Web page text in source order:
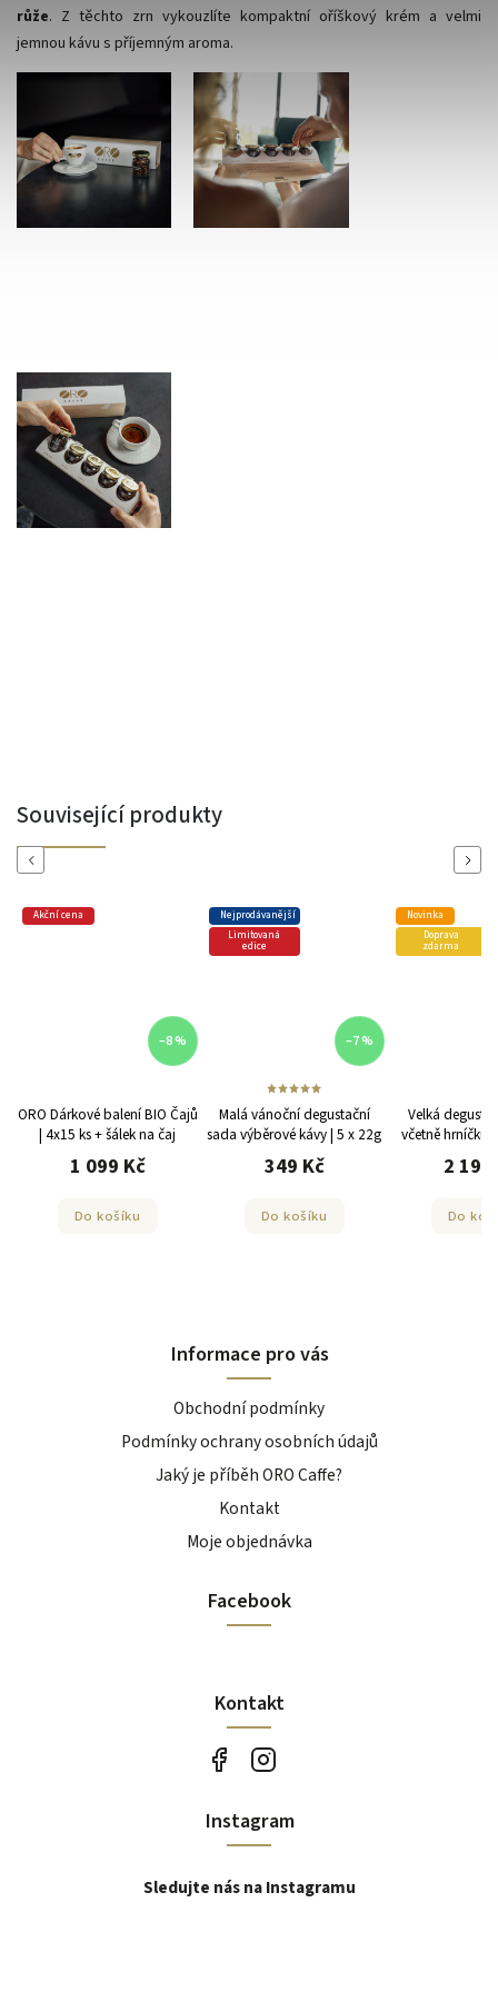
růže. Z těchto zrn vykouzlíte kompaktní oříškový krém a velmi
jemnou kávu s příjemným aroma.
Související produkty
Previous
Akční cena
–8 %
ORO Dárkové balení BIO Čajů
| 4x15 ks + šálek na čaj
1 099 Kč
Do košíku
Nejprodávanější
Limitovaná
edice
–7 %
Malá vánoční degustační
sada výběrové kávy | 5 x 22g
349 Kč
Do košíku
Novinka
Doprava
zdarma
Velká
včetně hrníčku
2 199
Do
Next
Informace pro vás
Obchodní podmínky
Podmínky ochrany osobních údajů
Jaký je příběh ORO Caffe?
Kontakt
Moje objednávka
Facebook
Kontakt
Instagram
Sledujte nás na Instagramu